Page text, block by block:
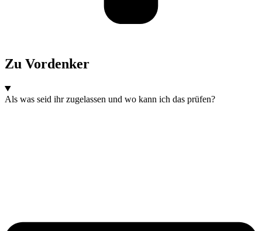
Zu Vordenker
Als was seid ihr zugelassen und wo kann ich das prüfen?